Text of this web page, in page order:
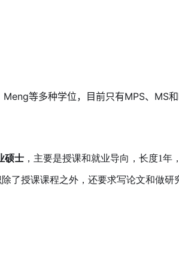
等多种学位，目前只有MPS、MS
硕士 ，主要是授课和就业导向，长度1年
了授课课程之外，还要求写论文和做研